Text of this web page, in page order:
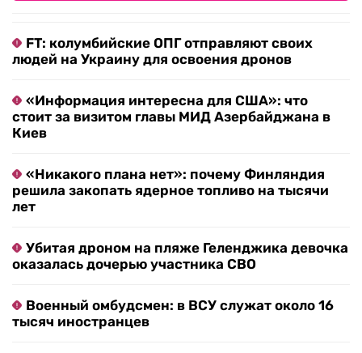
FT: колумбийские ОПГ отправляют своих
людей на Украину для освоения дронов
«Информация интересна для США»: что
стоит за визитом главы МИД Азербайджана в
Киев
«Никакого плана нет»: почему Финляндия
решила закопать ядерное топливо на тысячи
лет
Убитая дроном на пляже Геленджика девочка
оказалась дочерью участника СВО
Военный омбудсмен: в ВСУ служат около 16
тысяч иностранцев